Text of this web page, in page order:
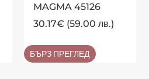
MAGMA 45126
30.17€ (59.00 лв.)
БЪРЗ ПРЕГЛЕД